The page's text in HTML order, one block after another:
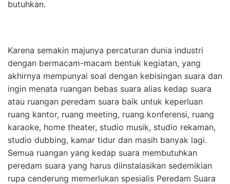
butuhkan.
Karena semakin majunya percaturan dunia industri
dengan bermacam-macam bentuk kegiatan, yang
akhirnya mempunyai soal dengan kebisingan suara dan
ingin menata ruangan bebas suara alias kedap suara
atau ruangan peredam suara baik untuk keperluan
ruang kantor, ruang meeting, ruang konferensi, ruang
karaoke, home theater, studio musik, studio rekaman,
studio dubbing, kamar tidur dan masih banyak lagi.
Semua ruangan yang kedap suara membutuhkan
peredam suara yang harus diinstalasikan sedemikian
rupa cenderung memerlukan spesialis Peredam Suara